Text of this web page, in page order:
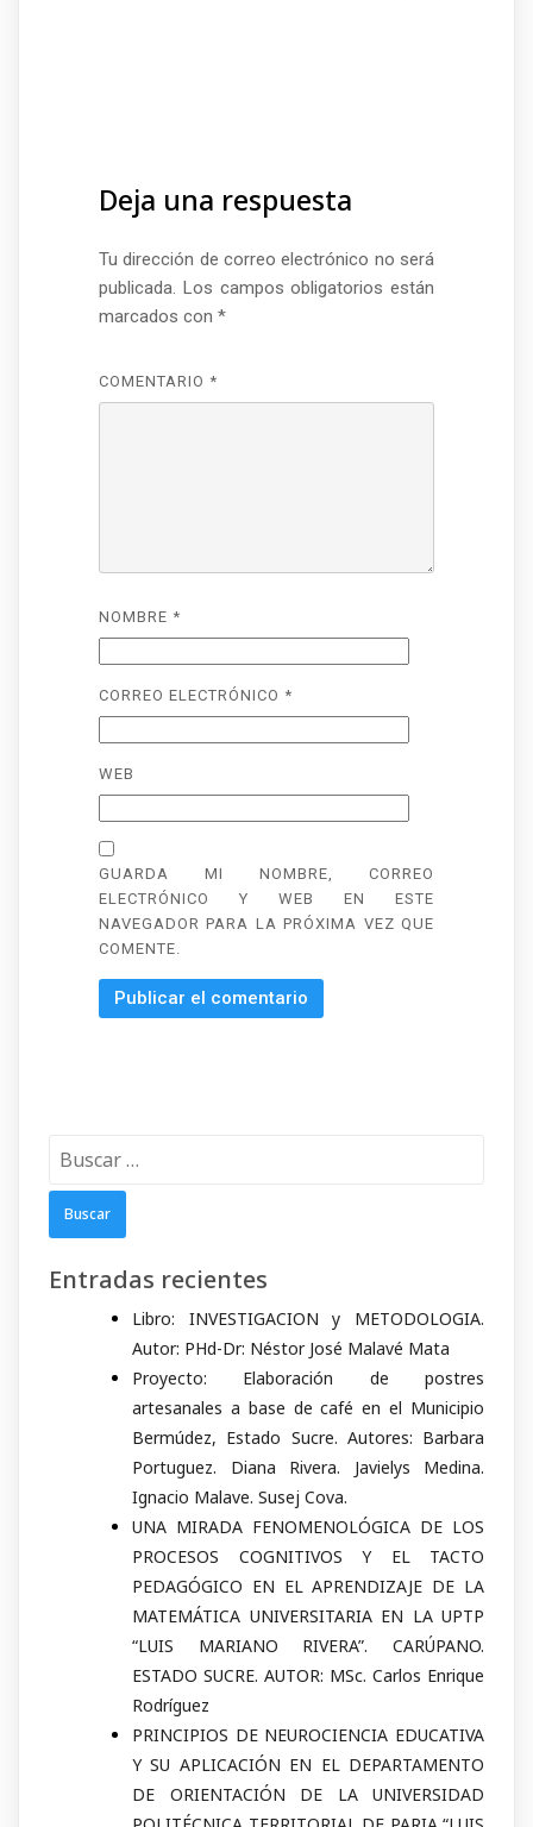
Deja una respuesta
Tu dirección de correo electrónico no será
publicada. Los campos obligatorios están
marcados con *
COMENTARIO *
NOMBRE *
CORREO ELECTRÓNICO *
WEB
GUARDA MI NOMBRE, CORREO
ELECTRÓNICO Y WEB EN ESTE
NAVEGADOR PARA LA PRÓXIMA VEZ QUE
COMENTE.
Entradas recientes
Libro: INVESTIGACION y METODOLOGIA.
Autor: PHd-Dr: Néstor José Malavé Mata
Proyecto: Elaboración de postres
artesanales a base de café en el Municipio
Bermúdez, Estado Sucre. Autores: Barbara
Portuguez. Diana Rivera. Javielys Medina.
Ignacio Malave. Susej Cova.
UNA MIRADA FENOMENOLÓGICA DE LOS
PROCESOS COGNITIVOS Y EL TACTO
PEDAGÓGICO EN EL APRENDIZAJE DE LA
MATEMÁTICA UNIVERSITARIA EN LA UPTP
“LUIS MARIANO RIVERA”. CARÚPANO.
ESTADO SUCRE. AUTOR: MSc. Carlos Enrique
Rodríguez
PRINCIPIOS DE NEUROCIENCIA EDUCATIVA
Y SU APLICACIÓN EN EL DEPARTAMENTO
DE ORIENTACIÓN DE LA UNIVERSIDAD